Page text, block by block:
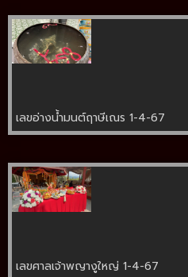
เลขอ่างน้ำมนต์ฤาษีเณร 1-4-67
เลขศาลเจ้าพญางูใหญ่ 1-4-67